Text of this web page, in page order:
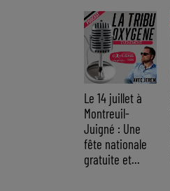
Le 14 juillet à
Montreuil-
Juigné : Une
fête nationale
gratuite et...